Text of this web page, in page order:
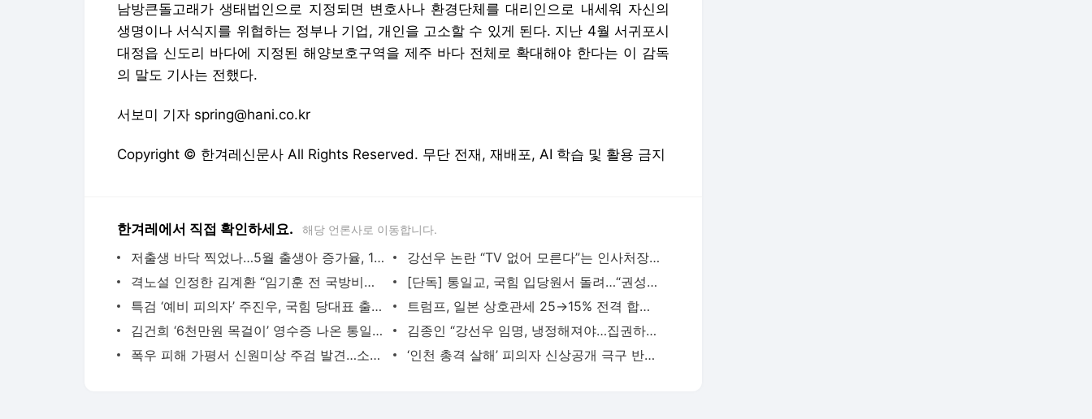
남방큰돌고래가 생태법인으로 지정되면 변호사나 환경단체를 대리인으로 내세워 자신의
생명이나 서식지를 위협하는 정부나 기업, 개인을 고소할 수 있게 된다. 지난 4월 서귀포시
대정읍 신도리 바다에 지정된 해양보호구역을 제주 바다 전체로 확대해야 한다는 이 감독
의 말도 기사는 전했다.
서보미 기자 spring@hani.co.kr
Copyright © 한겨레신문사 All Rights Reserved. 무단 전재, 재배포, AI 학습 및 활용 금지
한겨레에서 직접 확인하세요. 해당 언론사로 이동합니다.
저출생 바닥 찍었나…5월 출생아 증가율, 14년 만에 최고
강선우 논란 “TV 없어 모른다”는 인사처장…“공직 왜 맡나”
격노설 인정한 김계환 “임기훈 전 국방비서관이 전달…2명 더 있다”
[단독] 통일교, 국힘 입당원서 돌려…“권성동 만나 협약 가능성” 간부 문자
특검 ‘예비 피의자’ 주진우, 국힘 당대표 출마 선언…“소가 웃을 일”
트럼프, 일본 상호관세 25→15% 전격 합의…“미국에 5500억달러 투자”
김건희 ‘6천만원 목걸이’ 영수증 나온 통일교 “우리 돈으로 산 것 아냐”
김종인 “강선우 임명, 냉정해져야…집권하더니 국민 뜻 잊어가나”
폭우 피해 가평서 신원미상 주검 발견…소방당국 “확인 중”
‘인천 총격 살해’ 피의자 신상공개 극구 반대한 유족, 왜?